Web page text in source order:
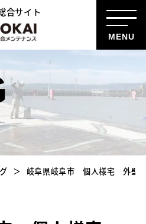
合サイト
MENU
岐阜県岐阜市 個人様宅 外壁